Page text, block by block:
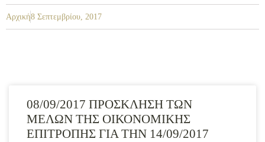
Αρχική8 Σεπτεμβρίου, 2017
08/09/2017 ΠΡΟΣΚΛΗΣΗ ΤΩΝ
ΜΕΛΩΝ ΤΗΣ ΟΙΚΟΝΟΜΙΚΗΣ
ΕΠΙΤΡΟΠΗΣ ΓΙΑ ΤΗΝ 14/09/2017